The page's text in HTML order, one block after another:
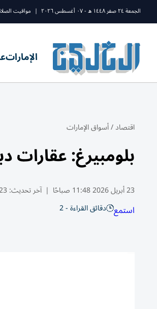
الجمعة ٢٤ صفر ١٤٤٨ ه - ٠٧ أغسطس ٢٠٢٦ | مواقيت
الإمارات
اقتصاد/أسواق الإمارات
بلومبيرغ: عقارات
23 أبريل 2026 11:48 صباحًا | آخر تحديث: 23 أبريل
استمع دقائق القراءة - 2